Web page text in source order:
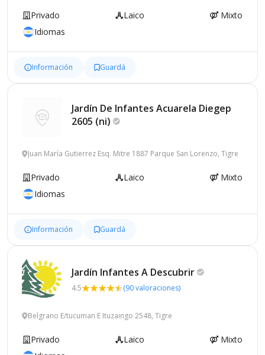
Privado Laico
Mixto
Idiomas
Información Guardá
Jardín De Infantes Acuarela Diegep
2605 (ni)
Juan María Gutierrez Esq. Mitre 1887 Parque San Lorenzo, Tigre
Privado Laico
Mixto
Idiomas
Información Guardá
Jardín Infantes A Descubrir
4.5 (90 valoraciones)
Belgrano E/tucuman E Ituzaingo 2548, Tigre
Privado Laico
Mixto